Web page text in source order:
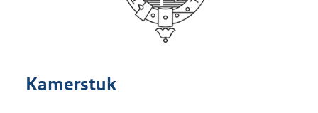
Kamerstuk